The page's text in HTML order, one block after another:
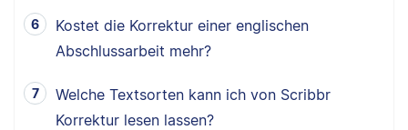
Kostet die Korrektur einer englischen
Abschlussarbeit mehr?
Welche Textsorten kann ich von Scribbr
Korrektur lesen lassen?